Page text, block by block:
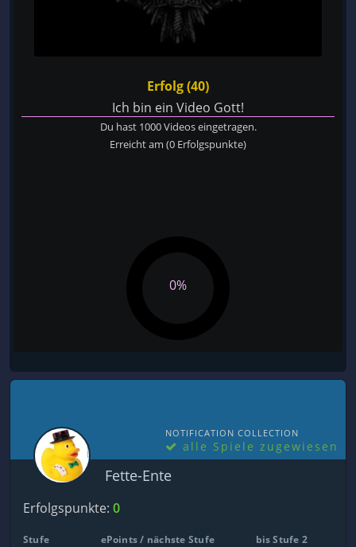
Erfolg (40)
Ich bin ein Video Gott!
Du hast 1000 Videos eingetragen.
Erreicht am (0 Erfolgspunkte)
0%
NOTIFICATION COLLECTION
alle Spiele zugewiesen
Fette-Ente
Erfolgspunkte: 0
Stufe ePoints / nächste Stufe bis Stufe 2